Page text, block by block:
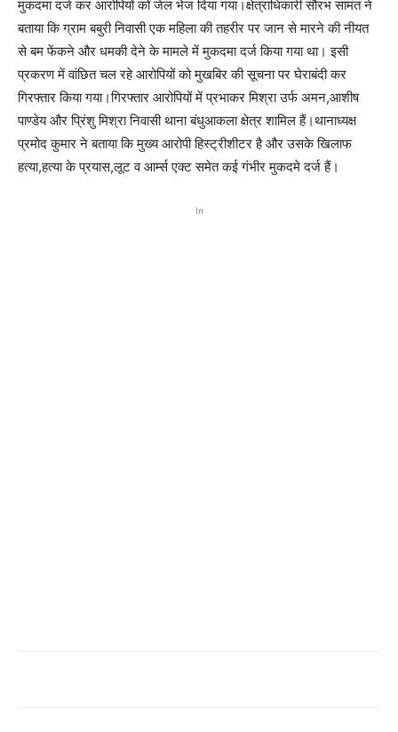
मुकदमा दर्ज कर आरोपियों को जेल भेज दिया गया।क्षेत्राधिकारी सौरभ सामंत ने
बताया कि ग्राम बबुरी निवासी एक महिला की तहरीर पर जान से मारने की नीयत
से बम फेंकने और धमकी देने के मामले में मुकदमा दर्ज किया गया था। इसी
प्रकरण में वांछित चल रहे आरोपियों को मुखबिर की सूचना पर घेराबंदी कर
गिरफ्तार किया गया।गिरफ्तार आरोपियों में प्रभाकर मिश्रा उर्फ अमन,आशीष
पाण्डेय और प्रिंशु मिश्रा निवासी थाना बंधुआकला क्षेत्र शामिल हैं।थानाध्यक्ष
प्रमोद कुमार ने बताया कि मुख्य आरोपी हिस्ट्रीशीटर है और उसके खिलाफ
हत्या,हत्या के प्रयास,लूट व आर्म्स एक्ट समेत कई गंभीर मुकदमे दर्ज हैं।
In